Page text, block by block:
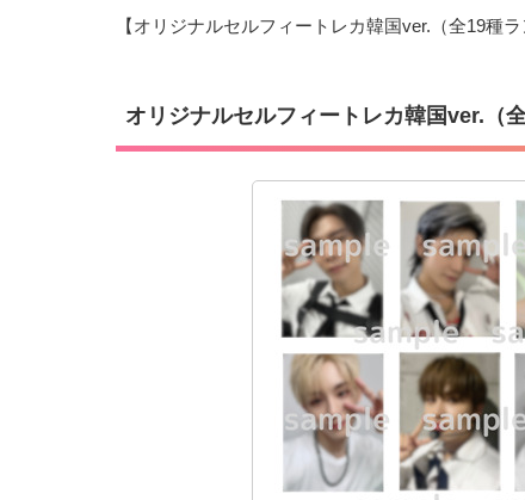
【オリジナルセルフィートレカ韓国ver.（全19種
オリジナルセルフィートレカ韓国ver.（